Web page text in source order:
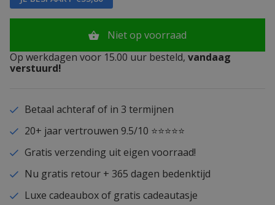
Niet op voorraad
Op werkdagen voor 15.00 uur besteld, vandaag
verstuurd!
Betaal achteraf of in 3 termijnen
20+ jaar vertrouwen 9.5/10 ⭐⭐⭐⭐⭐
Gratis verzending uit eigen voorraad!
Nu gratis retour + 365 dagen bedenktijd
Luxe cadeaubox of gratis cadeautasje